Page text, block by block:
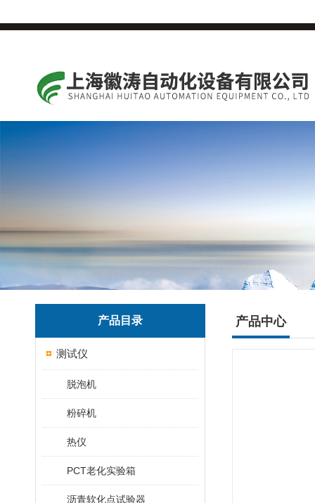
产品目录
测试仪
脱泡机
粉碎机
热仪
PCT老化实验箱
沥青软化点试验器
产品中心